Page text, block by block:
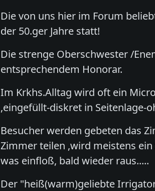
Die von uns hier im Forum
der 50.ger Jahre statt!
Die strenge Oberschwester /
entsprechendem Honorar.
Im Krkhs.Alltag wird oft ein
,eingefüllt-diskret in Seitenlage-
Besucher werden gebeten das
Zimmer teilen ,wird meistens
was einfloß, bald wieder raus.....
Der "heiß(warm)geliebte